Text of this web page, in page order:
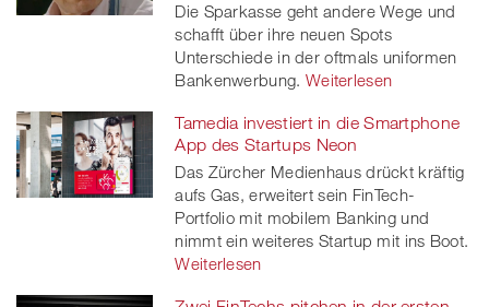
Die Sparkasse geht andere Wege und
schafft über ihre neuen Spots
Unterschiede in der oftmals uniformen
Bankenwerbung. Weiterlesen
Tamedia investiert in die Smartphone
App des Startups Neon
Das Zürcher Medienhaus drückt kräftig
aufs Gas, erweitert sein FinTech-
Portfolio mit mobilem Banking und
nimmt ein weiteres Startup mit ins Boot.
Weiterlesen